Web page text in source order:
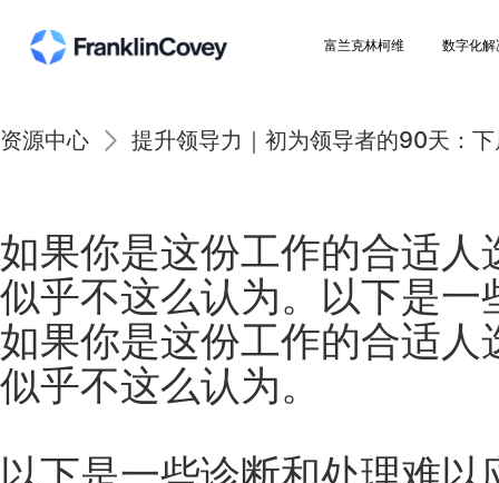
富兰克林柯维
提升领导力｜初为领导者的
如果你是这份工作的合
似乎不这么认为。以下
如果你是这份工作的合
似乎不这么认为。